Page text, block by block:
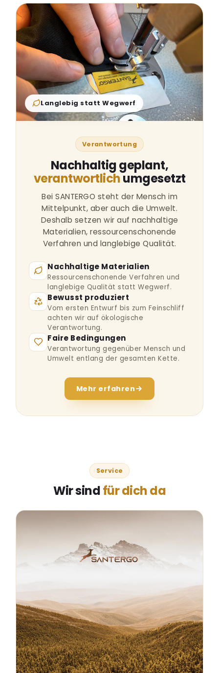
Langlebig statt Wegwerf
Nachhaltig geplant,
verantwortlichumgesetzt
Bei SANTERGO steht der Mensch im
Mittelpunkt, aber auch die Umwelt.
Deshalb setzen wir auf nachhaltige
Materialien, ressourcenschonende
Verfahren und langlebige Qualität.
Ressourcenschonende Verfahren und
langlebige Qualität statt Wegwerf.
Bewusst produziert
Vom ersten Entwurf bis zum Feinschliff
achten wir auf ökologische
Verantwortung.
Faire Bedingungen
Verantwortung gegenüber Mensch und
Umwelt entlang der gesamten Kette.
Mehr erfahren
Wir sindfür dich da